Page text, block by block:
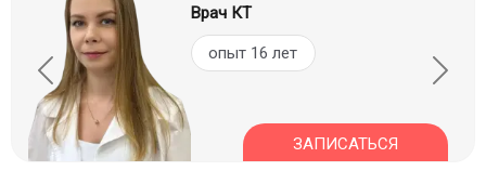
Врач КТ
опыт 16 лет
ЗАПИСАТЬСЯ